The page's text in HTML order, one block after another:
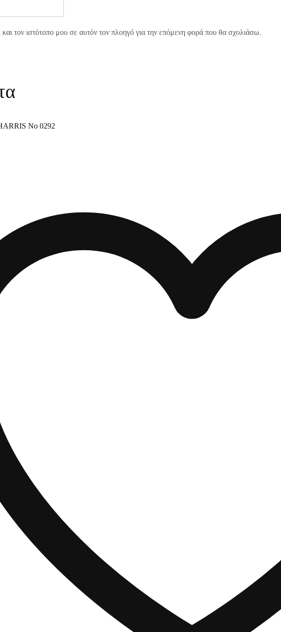
τον ιστότοπο μου σε αυτόν τον πλοηγό για την επόμενη φορά που θα σχολιάσω.